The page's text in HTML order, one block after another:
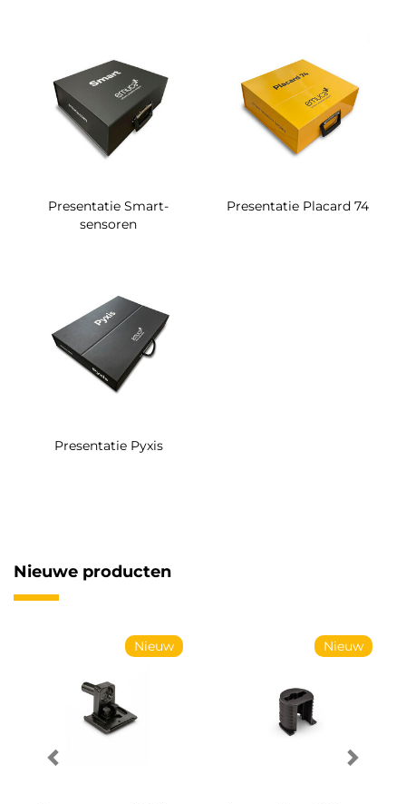
Presentatie Smart-
sensoren
Presentatie Placard 74
Presentatie Pyxis
Nieuwe producten
Nieuw Nieuw